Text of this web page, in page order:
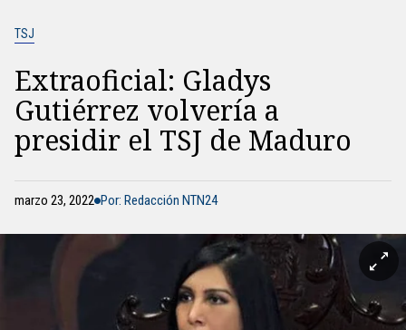
TSJ
Extraoficial: Gladys
Gutiérrez volvería a
presidir el TSJ de Maduro
marzo 23, 2022 Por: Redacción NTN24